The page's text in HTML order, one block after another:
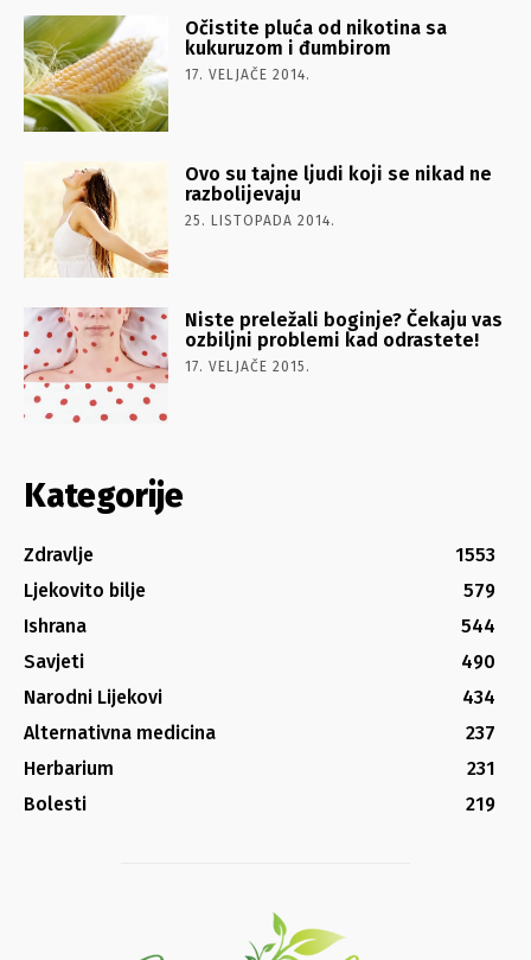
Očistite pluća od nikotina sa
kukuruzom i đumbirom
17. VELJAČE 2014.
Ovo su tajne ljudi koji se nikad ne
razbolijevaju
25. LISTOPADA 2014.
Niste preležali boginje? Čekaju vas
ozbiljni problemi kad odrastete!
17. VELJAČE 2015.
Kategorije
Zdravlje
1553
Ljekovito bilje
579
Ishrana
544
Savjeti
490
Narodni Lijekovi
434
Alternativna medicina
237
Herbarium
231
Bolesti
219